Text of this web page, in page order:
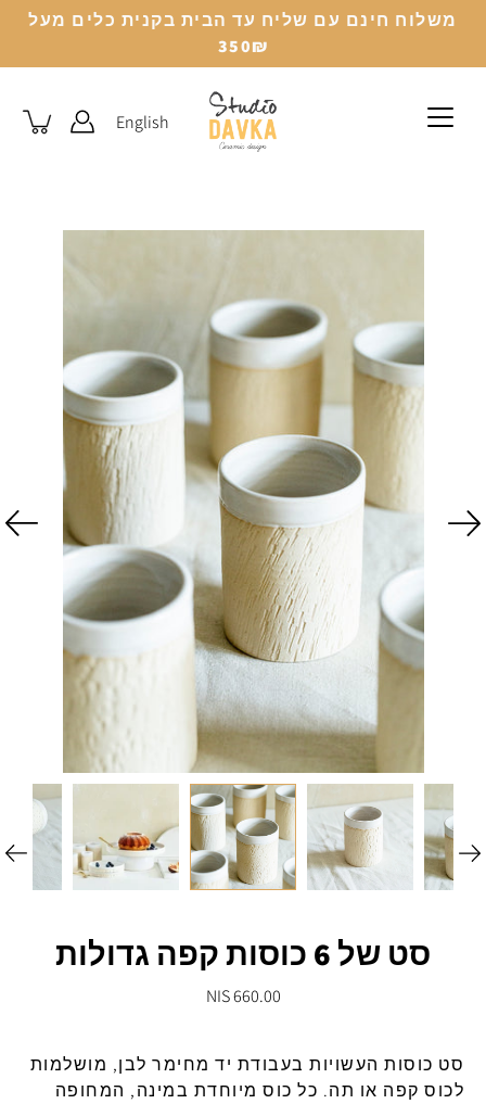
משלוח חינם עם שליח עד הבית בקנית כלים מעל
350₪
English
סט של 6 כוסות קפה גדולות
660.00 NIS
סט כוסות העשויות בעבודת יד מחימר לבן, מושלמות
לכוס קפה או תה. כל כוס מיוחדת במינה, המחופה